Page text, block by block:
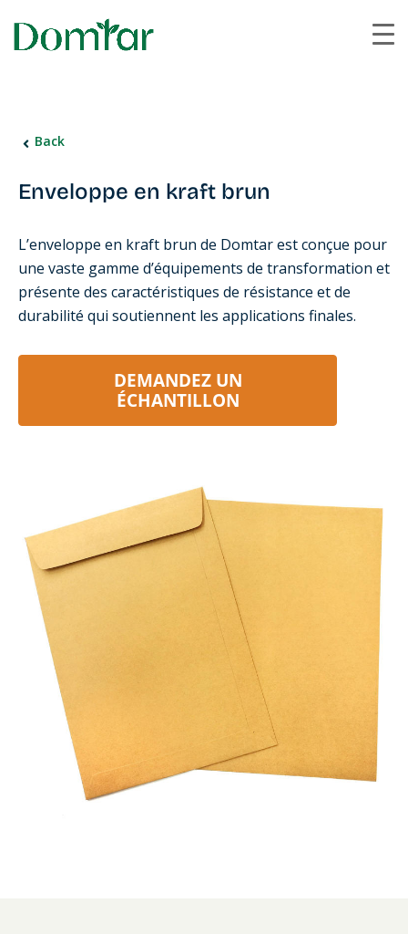
Back
Enveloppe en kraft brun
L’enveloppe en kraft brun de Domtar est conçue pour
une vaste gamme d’équipements de transformation et
présente des caractéristiques de résistance et de
durabilité qui soutiennent les applications finales.
DEMANDEZ UN
ÉCHANTILLON